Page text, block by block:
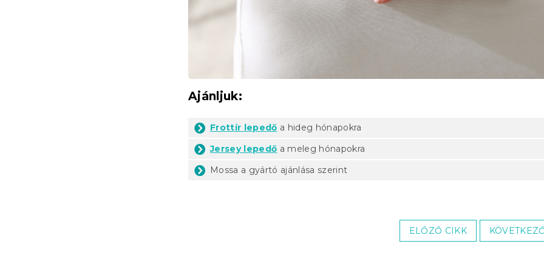
Ajánljuk:
Frottír lepedő a hideg hónapokra
Jersey lepedő a meleg hónapokra
Mossa a gyártó ajánlása szerint
ELŐZŐ CIKK